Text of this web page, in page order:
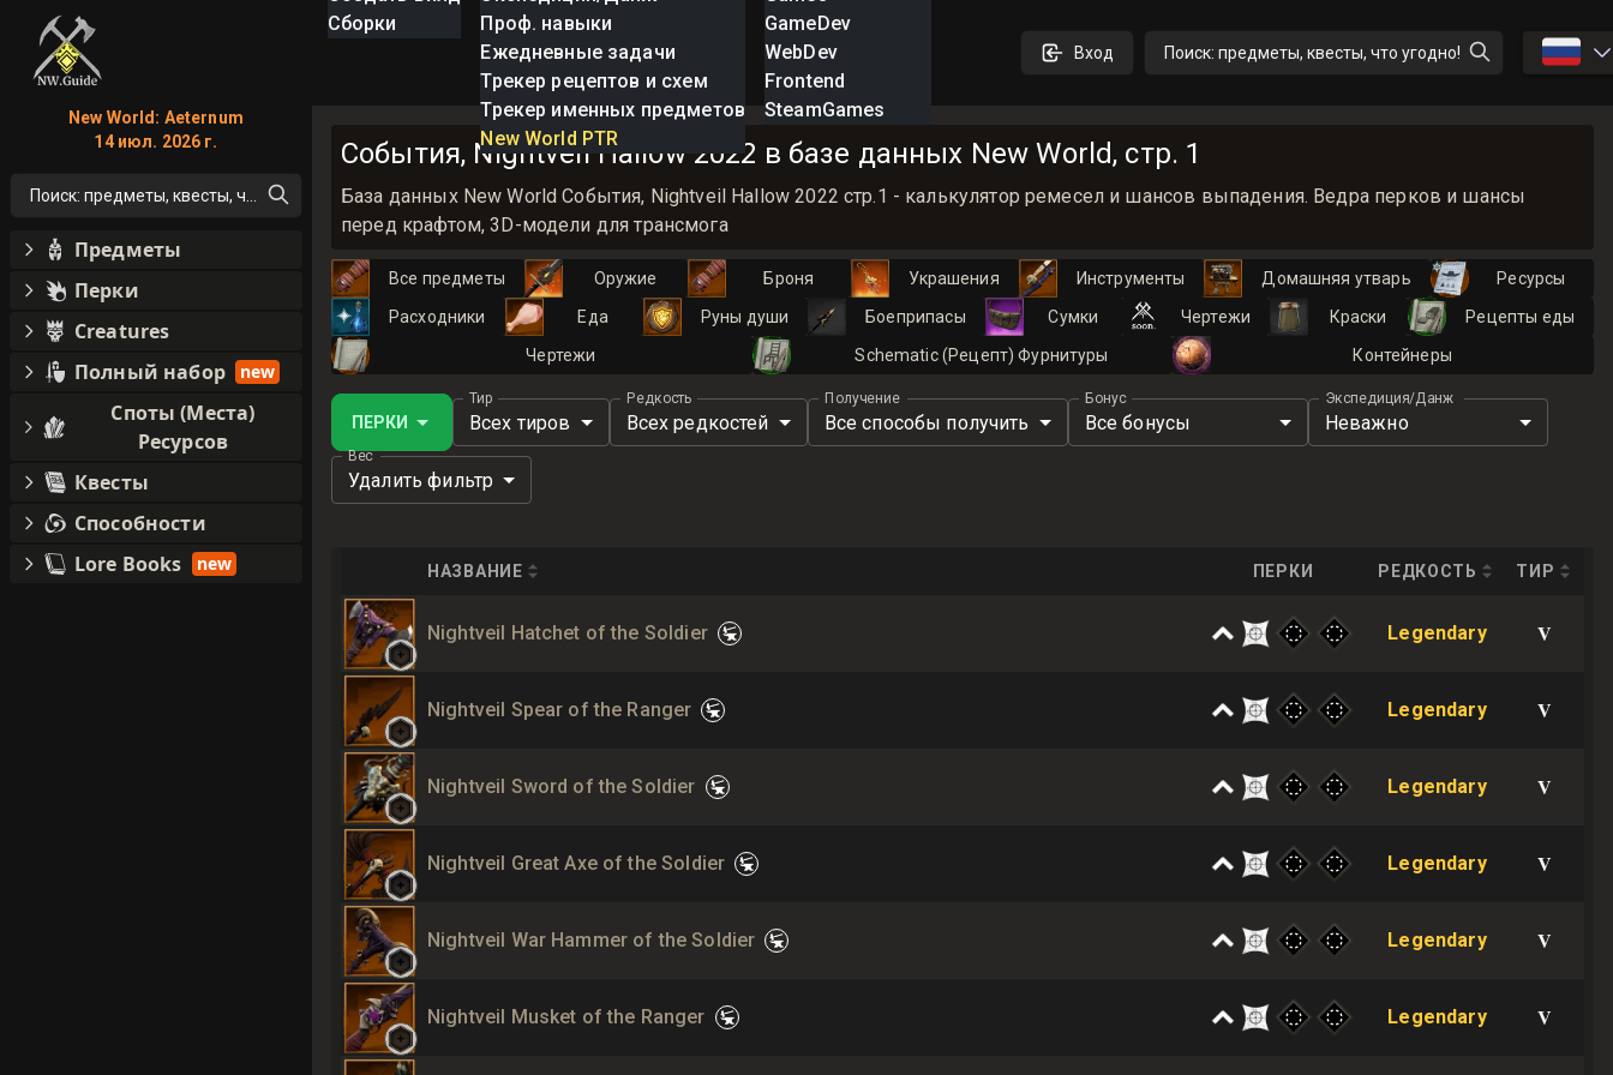
Сборки
Проф. навыки
Ежедневные задачи
Трекер рецептов и схем
Трекер именных предметов
New World PTR
GameDev
WebDev
Frontend
SteamGames
Вход Поиск: предметы, квесты, что угодно! 🇷🇺
События, Nightveil Hallow 2022 в базе данных New World, стр. 1
База данных New World События, Nightveil Hallow 2022 стр.1 - калькулятор ремесел и шансов выпадения. Ведра перков и шансы
перед крафтом, 3D-модели для трансмога
Все предметы Оружие Броня Украшения Инструменты Домашняя утварь
Ресурсы
Расходники
Еда Руны души Боеприпасы Сумки Чертежи Краски
Рецепты еды
Чертежи
Schematic (Рецепт) Фурнитуры Контейнеры
ПЕРКИ
Тир
Всех тиров
Редкость
Всех редкостей
Получение
Все способы получить
Бонус
Все бонусы
Экспедиция/Данж
Неважно
Вес
Удалить фильтр
НАЗВАНИЕ ПЕРКИ РЕДКОСТЬ ТИР
Nightveil Hatchet of the Soldier Legendary V
Nightveil Spear of the Ranger Legendary V
Nightveil Sword of the Soldier Legendary V
Nightveil Great Axe of the Soldier Legendary V
Nightveil War Hammer of the Soldier Legendary V
Nightveil Musket of the Ranger Legendary V
New World: Aeternum
14 июл. 2026 г.
Поиск: предметы, квесты, что угодно!
Предметы
Перки
Creatures
Полный набор
new
Споты (Места)
Ресурсов
Квесты
Способности
Lore Books
new